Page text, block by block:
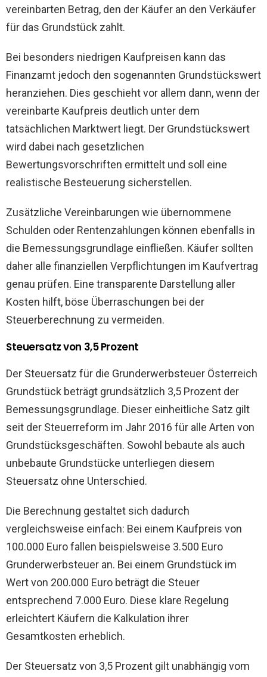
vereinbarten Betrag, den der Käufer an den Verkäufer
für das Grundstück zahlt.
Bei besonders niedrigen Kaufpreisen kann das
Finanzamt jedoch den sogenannten Grundstückswert
heranziehen. Dies geschieht vor allem dann, wenn der
vereinbarte Kaufpreis deutlich unter dem
tatsächlichen Marktwert liegt. Der Grundstückswert
wird dabei nach gesetzlichen
Bewertungsvorschriften ermittelt und soll eine
realistische Besteuerung sicherstellen.
Zusätzliche Vereinbarungen wie übernommene
Schulden oder Rentenzahlungen können ebenfalls in
die Bemessungsgrundlage einfließen. Käufer sollten
daher alle finanziellen Verpflichtungen im Kaufvertrag
genau prüfen. Eine transparente Darstellung aller
Kosten hilft, böse Überraschungen bei der
Steuerberechnung zu vermeiden.
Steuersatz von 3,5 Prozent
Der Steuersatz für die Grunderwerbsteuer Österreich
Grundstück beträgt grundsätzlich 3,5 Prozent der
Bemessungsgrundlage. Dieser einheitliche Satz gilt
seit der Steuerreform im Jahr 2016 für alle Arten von
Grundstücksgeschäften. Sowohl bebaute als auch
unbebaute Grundstücke unterliegen diesem
Steuersatz ohne Unterschied.
Die Berechnung gestaltet sich dadurch
vergleichsweise einfach: Bei einem Kaufpreis von
100.000 Euro fallen beispielsweise 3.500 Euro
Grunderwerbsteuer an. Bei einem Grundstück im
Wert von 200.000 Euro beträgt die Steuer
entsprechend 7.000 Euro. Diese klare Regelung
erleichtert Käufern die Kalkulation ihrer
Gesamtkosten erheblich.
Der Steuersatz von 3,5 Prozent gilt unabhängig vom